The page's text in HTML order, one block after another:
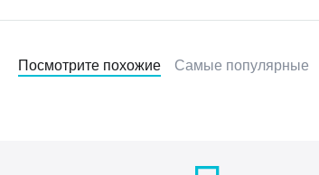
Посмотрите похожие Самые популярные